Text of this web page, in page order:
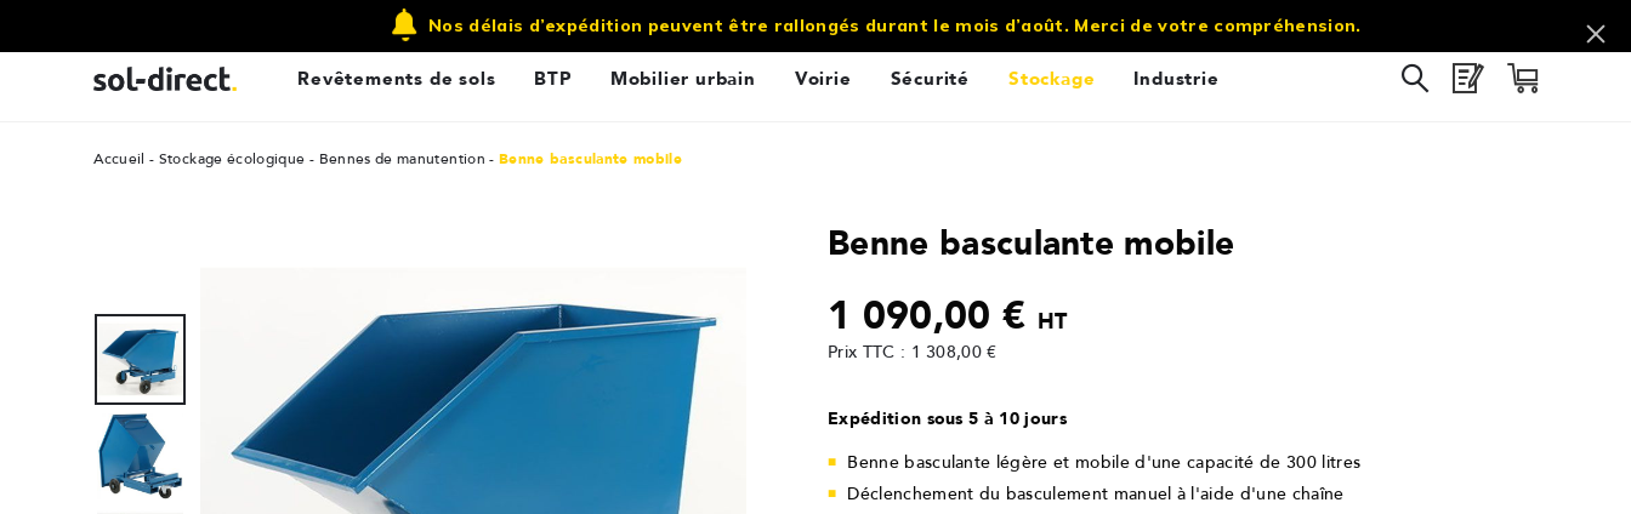
commercial@sol-direct.fr |
Revêtements de sols BTP Mobilier urbain Voirie Sécurité Stockage Industrie
Accueil Stockage écologique Bennes de manutention Benne basculante mobile
Benne basculante mobile
1 090,00 € HT
Prix TTC : 1 308,00 €
Expédition sous 5 à 10 jours
Benne basculante légère et mobile d'une capacité de 300 litres
Déclenchement du basculement manuel à l'aide d'une chaîne
Nos délais d’expédition peuvent être rallongés durant le mois d’août. Merci de votre compréhension.